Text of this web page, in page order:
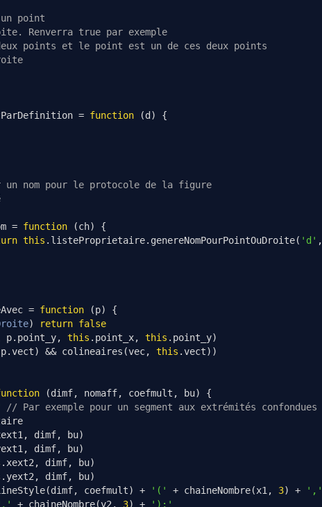
point
Renverra true par exemple
points et le point est un de ces deux points
= function (d )
{
nom pour le protocole de la figure
= function (ch)
{
this . listeProprietaire. genereNomPourPointOuDroite( 'd' ,
= function (p)
{
) return false
p. point_y, this . point_x, this . point_y)
p.vect) && colineaires (vec, this .vect))
(dimf, nomaff, coefmult , bu)
{
// Par exemple pour un segment aux extrémités confondues
, dimf, bu)
, dimf, bu)
. xext2 , dimf, bu)
. yext2 , dimf, bu)
(dimf, coefmult) + '(' + chaineNombre(x1 , 3) + ','
+ chaineNombre(y2 , 3) + ');'